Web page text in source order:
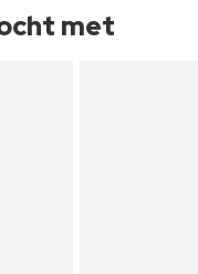
met